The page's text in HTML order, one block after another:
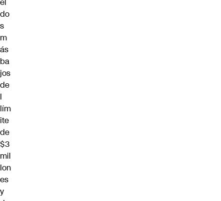
do
s
m
ás
ba
jos
de
l
lím
ite
de
$3
mil
lon
es
y